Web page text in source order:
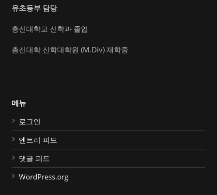
유초등부 담당
총신대학교 신학과 졸업
총신대학 신학대학원 (M.Div) 재학중
메뉴
로그인
엔트리 피드
댓글 피드
WordPress.org